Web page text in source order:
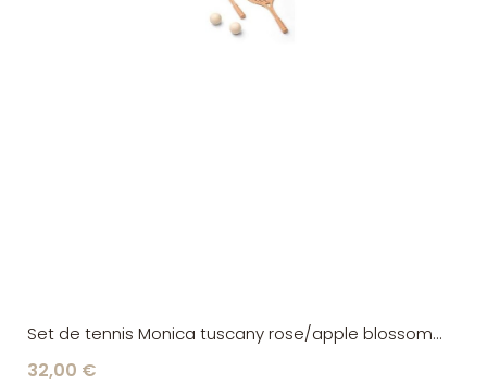
Set de tennis Monica tuscany rose/apple blossom
32,00 €